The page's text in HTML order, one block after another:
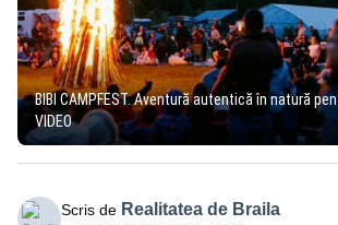
BIBI CAMPFEST. Aventură autentică în natură
VIDEO
Scris de Realitatea de Braila